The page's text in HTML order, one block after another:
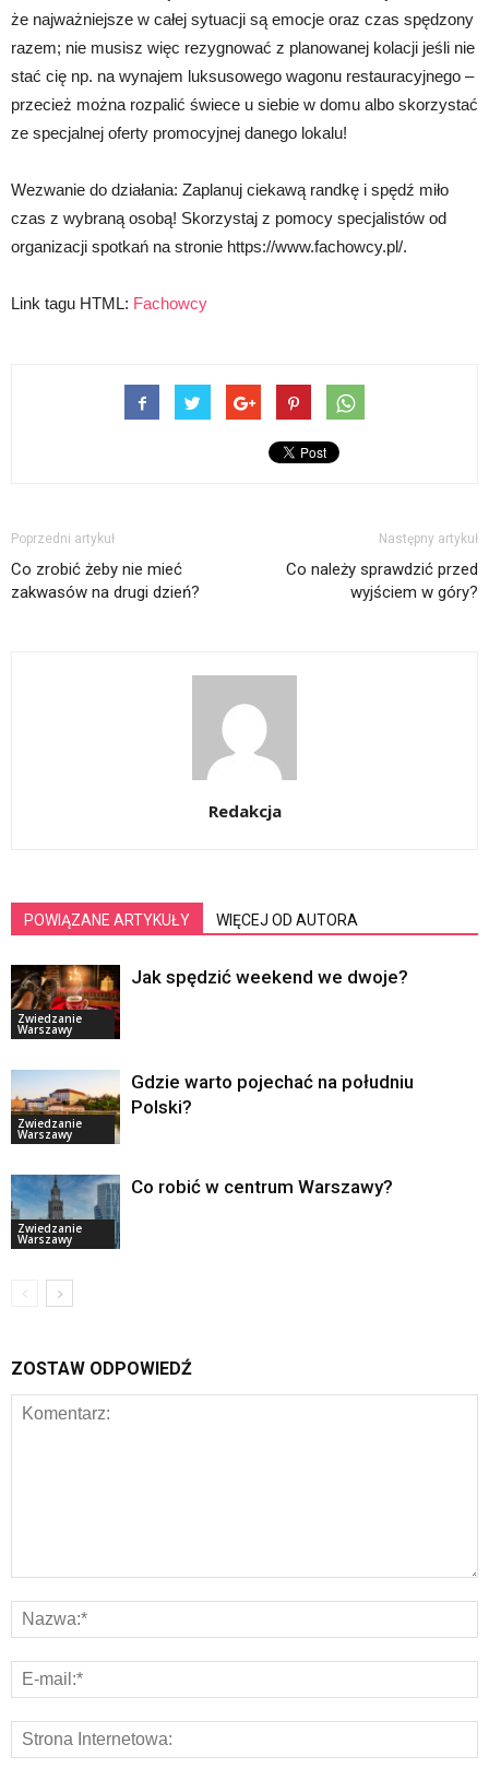
że najważniejsze w całej sytuacji są emocje oraz czas spędzony
razem; nie musisz więc rezygnować z planowanej kolacji jeśli nie
stać cię np. na wynajem luksusowego wagonu restauracyjnego –
przecież można rozpalić świece u siebie w domu albo skorzystać
ze specjalnej oferty promocyjnej danego lokalu!
Wezwanie do działania: Zaplanuj ciekawą randkę i spędź miło
czas z wybraną osobą! Skorzystaj z pomocy specjalistów od
organizacji spotkań na stronie https://www.fachowcy.pl/.
Link tagu HTML: Fachowcy
Poprzedni artykuł
Co zrobić żeby nie mieć
zakwasów na drugi dzień?
Następny artykuł
Co należy sprawdzić przed
wyjściem w góry?
Redakcja
POWIĄZANE ARTYKUŁY WIĘCEJ OD AUTORA
Zwiedzanie
Warszawy
Jak spędzić weekend we dwoje?
Zwiedzanie
Warszawy
Gdzie warto pojechać na południu
Polski?
Zwiedzanie
Warszawy
Co robić w centrum Warszawy?
ZOSTAW ODPOWIEDŹ